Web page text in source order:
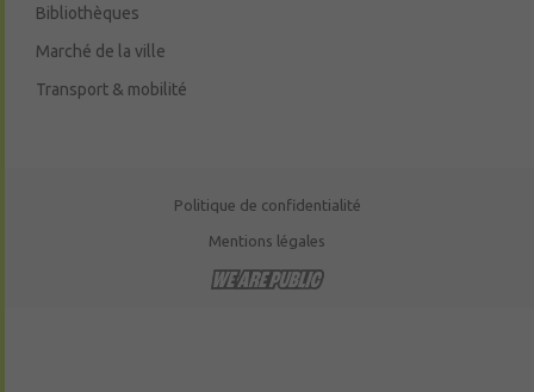
Bibliothèques
Marché de la ville
Transport & mobilité
Politique de confidentialité
Mentions légales